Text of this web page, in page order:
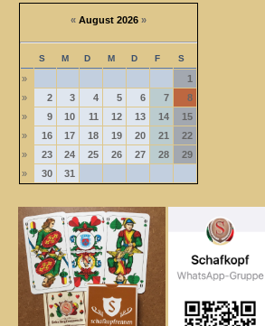
« August 2026 »
S M D M D F S
»
1
»
2 3 4 5 6 7
8
»
9 10 11 12 13 14
15
»
16 17 18 19 20 21
22
»
23 24 25 26 27 28
29
»
30 31